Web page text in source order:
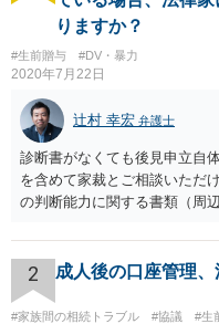
りますか？
#生前贈与 #DV・暴力
2020年7月22日
辻村 幸宏 弁護士
診断書がなくても後見申立自
を含めて家裁とご相談いただ
の判断能力に関する書類（周
をしていただければそこから
た、Aさんの意向を酌みすぎ
いる施設の問題もありますの
ご相談されるのもひとつの方
2 成人後の口座管理
#家族間の相続トラブル #協議 #生